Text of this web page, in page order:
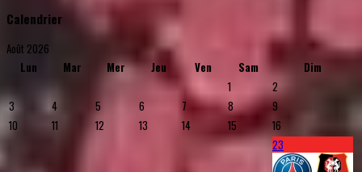
Calendrier
Août 2026
Lun
Mar Mer Jeu Ven Sam
Dim
1
2
3
4 5 6 7 8
9
10
11 12 13 14 15 16
23